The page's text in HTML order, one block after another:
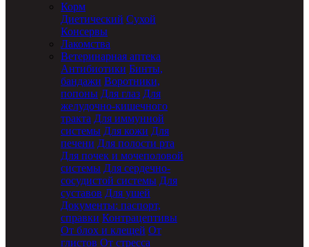
Корм
Диетический Сухой
Консервы
Лакомства
Ветеринарная аптека
Антибиотики Бинты,
бандажи Воротники,
попоны Для глаз Для
желудочно-кишечного
тракта Для иммунной
системы Для кожи Для
печени Для полости рта
Для почек и мочеполовой
системы Для сердечно-
сосудистой системы Для
суставов Для ушей
Документы: паспорт,
справки Контрацептивы
От блох и клещей От
глистов От стресса